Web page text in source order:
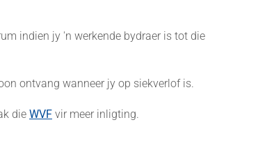
indien jy 'n werkende bydraer is tot die
ontvang wanneer jy op siekverlof is.
die WVF vir meer inligting.